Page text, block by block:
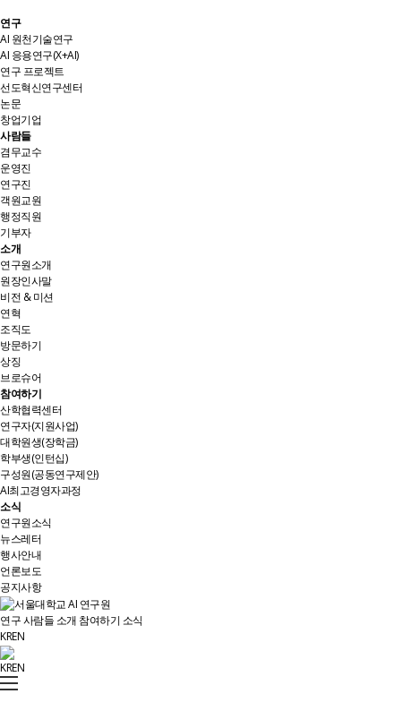
연구
AI 원천기술연구
AI 응용연구(X+AI)
연구 프로젝트
선도혁신연구센터
논문
창업기업
사람들
겸무교수
운영진
연구진
객원교원
행정직원
기부자
소개
연구원소개
원장인사말
비전 & 미션
연혁
조직도
방문하기
상징
브로슈어
참여하기
산학협력센터
연구자(지원사업)
대학원생(장학금)
학부생(인턴십)
구성원(공동연구제안)
AI최고경영자과정
소식
연구원소식
뉴스레터
행사안내
언론보도
공지사항
연구사람들 소개 참여하기 소식
KREN
KREN